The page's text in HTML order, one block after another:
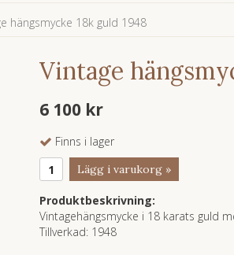
hängsmycke 18k guld 1948
Vintage
6 100 kr
Finns i lager
Lägg i varukorg »
Produktbeskrivning:
Vintagehängsmycke i 18 karats guld
Tillverkad: 1948